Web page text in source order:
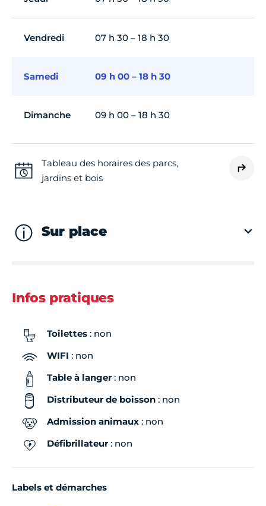
Vendredi 07 h 30 – 18 h 30
Samedi 09 h 00 – 18 h 30
Dimanche 09 h 00 – 18 h 30
Tableau des horaires des parcs,
jardins et bois
Sur place
Infos pratiques
Toilettes : non
WIFI : non
Table à langer: non
Distributeur de boisson : non
Admission animaux : non
Défibrillateur: non
Labels et démarches